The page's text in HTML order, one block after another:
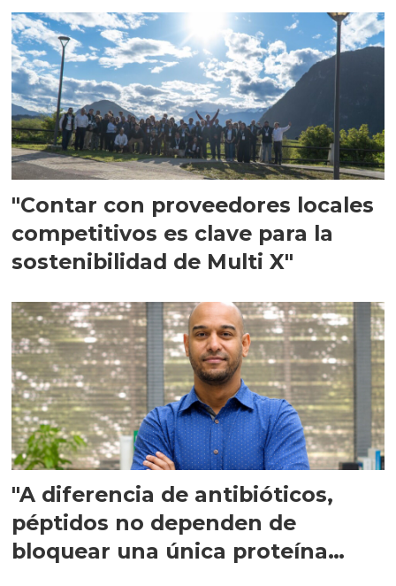
"Contar con proveedores locales
competitivos es clave para la
sostenibilidad de Multi X"
"A diferencia de antibióticos,
péptidos no dependen de
bloquear una única proteína